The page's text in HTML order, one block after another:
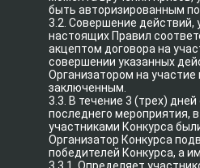
быть авторизированным
3.2. Совершение действий,
настоящих Правил
акцептом договора на
совершении указанных
Организатором на участие
заключенным.
3.3. В течение 3 (трех)
последнего мероприятия,
участниками Конкурса
Организатор Конкурса
победителей Конкурса, а